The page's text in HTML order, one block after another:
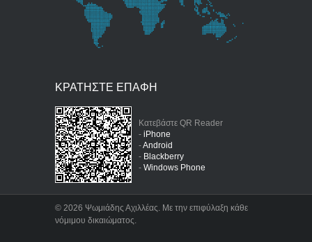
ΚΡΑΤΗΣΤΕ ΕΠΑΦΗ
Κατεβάστε QR Reader
- iPhone
-Android
- Blackberry
- Windows Phone
© 2026 Ψωμιάδης Αχιλλέας. Με την επιφύλαξη κάθε
νόμιμου δικαιώματος.